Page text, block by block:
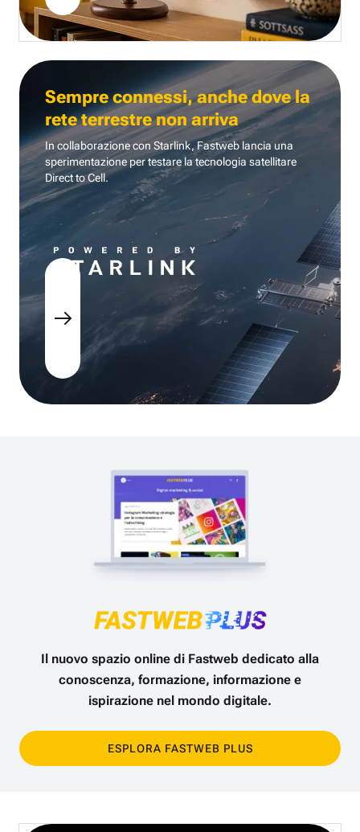
Sempre connessi, anche dove la
rete terrestre non arriva
In collaborazione con Starlink, Fastweb lancia una
sperimentazione per testare la tecnologia satellitare
Direct to Cell.
Il nuovo spazio online di Fastweb dedicato alla
conoscenza, formazione, informazione e
ispirazione nel mondo digitale.
ESPLORA FASTWEB PLUS